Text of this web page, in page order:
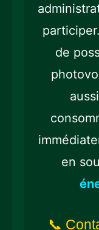
de
en
📞